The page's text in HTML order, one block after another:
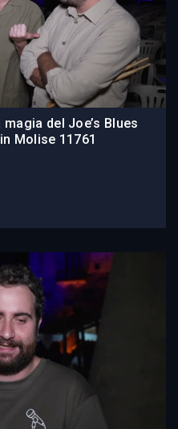
del Joe’s Blues
Molise 11761